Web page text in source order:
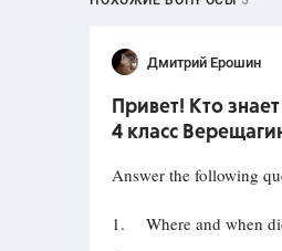
Дмитрий Ерошин
Привет! Кто
4 класс
Answer the following
1. Where and when